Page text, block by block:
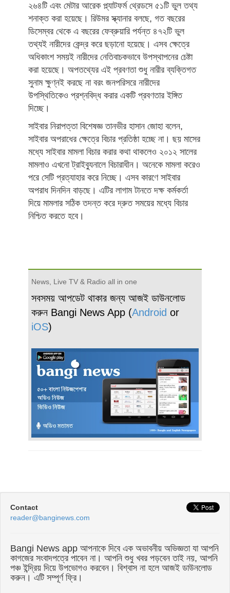
২৬৪টি এবং মেটার আরেক প্ল্যাটফর্ম থ্রেডসে ৫১টি ভুল তথ্য
শনাক্ত করা হয়েছে। রিউমর স্ক্যানার বলছে, গত বছরের
ডিসেম্বর থেকে এ বছরের ফেব্রুয়ারি পর্যন্ত ৪৭২টি ভুল
তথ্যই নারীদের কেন্দ্র করে ছড়ানো হয়েছে। এসব ক্ষেত্রে
অধিকাংশ সময়ই নারীদের নেতিবাচকভাবে উপস্থাপনের চেষ্টা
করা হয়েছে। অপতথ্যের এই প্রবণতা শুধু নারীর ব্যক্তিগত
সুনাম ক্ষুণ্নই করছে না বরং জনপরিসরে নারীদের
উপস্থিতিকেও প্রশ্নবিদ্ধ করার একটি প্রবণতার ইঙ্গিত
দিচ্ছে।
সাইবার নিরাপত্তা বিশেষজ্ঞ তানভীর হাসান জোহা বলেন,
সাইবার অপরাধের ক্ষেত্রে বিচার প্রতিষ্ঠা হচ্ছে না। ছয় মাসের
মধ্যে সাইবার মামলা বিচার করার কথা থাকলেও ২০১২ সালের
মামলাও এখনো ট্রাইব্যুনালে বিচারাধীন। অনেকে মামলা করেও
পরে সেটি প্রত্যাহার করে নিচ্ছে। এসব কারণে সাইবার
অপরাধ দিনদিন বাড়ছে। এটির লাগাম টানতে দক্ষ কর্মকর্তা
দিয়ে মামলার সঠিক তদন্ত করে দ্রুত সময়ের মধ্যে বিচার
নিশ্চিত করতে হবে।
News, Live TV & Radio all in one
সবসময় আপডেট থাকার জন্য আজই ডাউনলোড
করুন Bangi News App (Android or
iOS)
Contact
reader@banginews.com
Bangi News app আপনাকে দিবে এক অভাবনীয় অভিজ্ঞতা যা আপনি
কাগজের সংবাদপত্রে পাবেন না। আপনি শুধু খবর পড়বেন তাই নয়, আপনি
পঞ্চ ইন্দ্রিয় দিয়ে উপভোগও করবেন। বিশ্বাস না হলে আজই ডাউনলোড
করুন। এটি সম্পূর্ণ ফ্রি।